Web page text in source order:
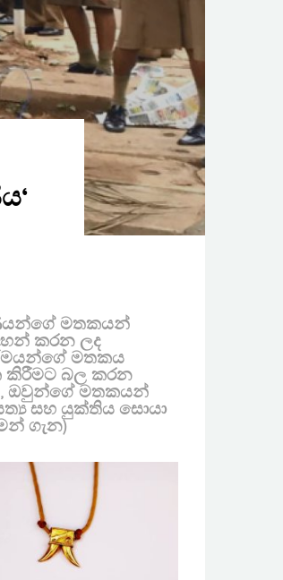
මතකයන්
කරන ලද
මතකය
කිරීමට බල කරන
ඔවුන්ගේ මතකයන්
සහ යුක්තිය සොයා
ගැන)